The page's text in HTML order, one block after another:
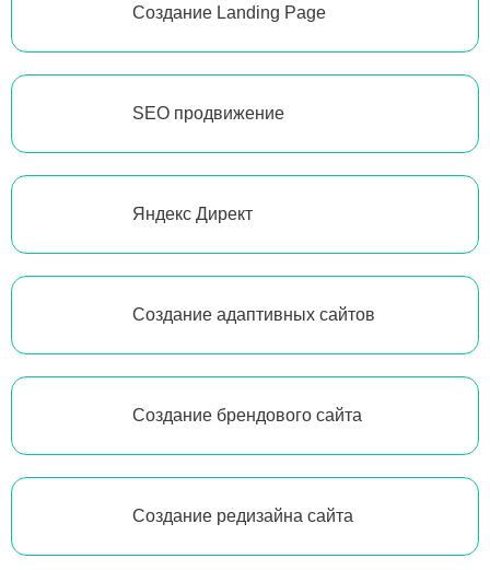
Создание Landing Page
SEO продвижение
Яндекс Директ
Создание адаптивных сайтов
Создание брендового сайта
Создание редизайна сайта